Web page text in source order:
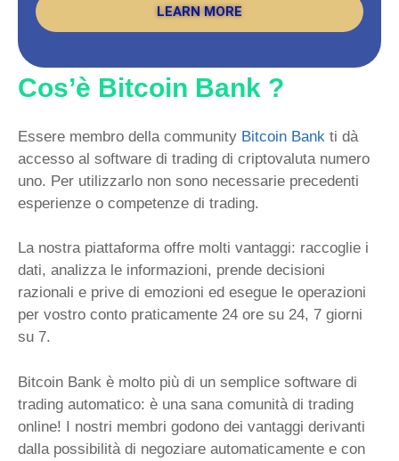
Cos’è Bitcoin Bank ?
Essere membro della community Bitcoin Bank ti dà
accesso al software di trading di criptovaluta numero
uno. Per utilizzarlo non sono necessarie precedenti
esperienze o competenze di trading.
La nostra piattaforma offre molti vantaggi: raccoglie i
dati, analizza le informazioni, prende decisioni
razionali e prive di emozioni ed esegue le operazioni
per vostro conto praticamente 24 ore su 24, 7 giorni
su 7.
Bitcoin Bank è molto più di un semplice software di
trading automatico: è una sana comunità di trading
online! I nostri membri godono dei vantaggi derivanti
dalla possibilità di negoziare automaticamente e con
LEARN MORE